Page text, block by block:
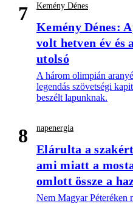
7 Kemény Dénes
Kemény Dénes:
volt hetven év és
utolsó
A három olimpián
legendás szövetségi
beszélt lapunknak.
8 napenergia
Elárulta a
ami miatt a
omlott össze a
Nem Magyar Péteréken